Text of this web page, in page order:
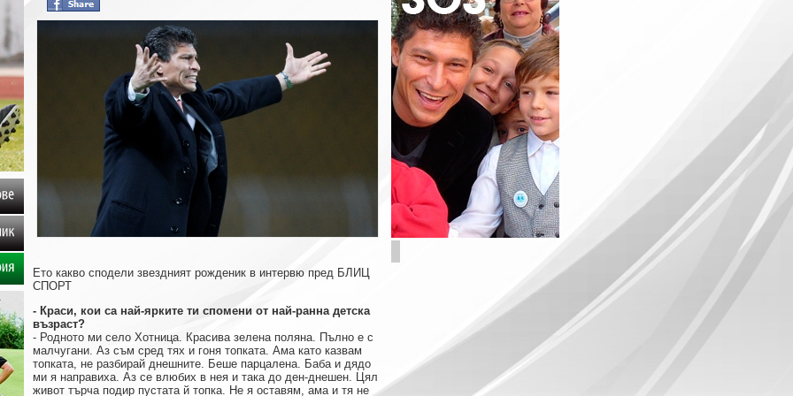
Ето какво сподели звездният рожденик в интервю пред БЛИЦ
СПОРТ
- Краси, кои са най-ярките ти спомени от най-ранна детска
възраст?
- Родното ми село Хотница. Красива зелена поляна. Пълно е с
малчугани. Аз съм сред тях и гоня топката. Ама като казвам
топката, не разбирай днешните. Беше парцалена. Баба и дядо
ми я направиха. Аз се влюбих в нея и така до ден-днешен. Цял
живот търча подир пустата й топка. Не я оставям, ама и тя не